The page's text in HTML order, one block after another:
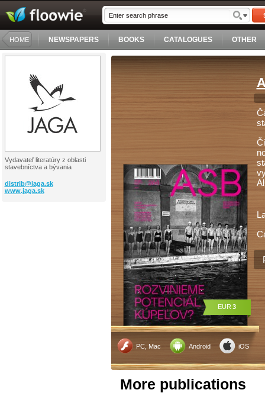
HOME NEWSPAPERS BOOKS CATALOGUES OTHER
Vydavateľ literatúry z oblasti
stavebníctva a bývania
distrib@jaga.sk
www.jaga.sk
PC, Mac Android iOS
EUR 3
More publications